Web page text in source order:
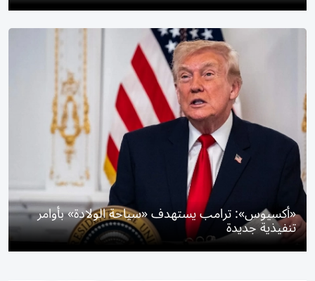
«أكسيوس»: ترامب يستهدف «سياحة الولادة» بأوامر
تنفيذية جديدة